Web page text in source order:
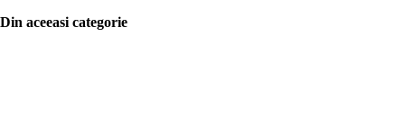
Din aceeasi categorie